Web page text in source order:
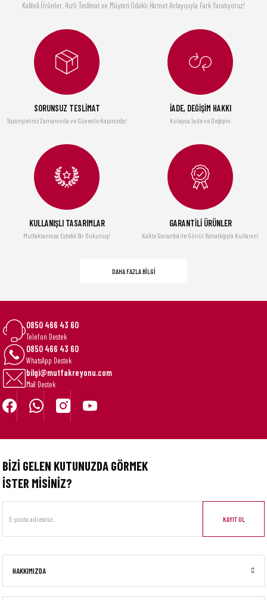
Bu ürüne benzer farklı alternatifler olmalı.
75. Yıl Özel Örgü Kek Kalıbı (96077)
2.990,00 TL
Fineline Mutfak Şefleri Serisi - Üçlü Profesyonel Bıçak Seti
Şarap Vakum Seti, Paslanmaz Çelik (1 POMPA, 2 TIPA), Kutulu Multi-grip Mandolin
2.069,10 TL
2.090,00 TL
Kaliteli Ürünler, Hızlı Teslimat ve Müşteri Odaklı Hizmet Anlayışıyla Fark Yaratıyoruz!
SORUNSUZ TESLİMAT
Siparişleriniz Zamanında ve Güvenle Kapınızda!
İADE, DEĞİŞİM HAKKI
Kolayca İade ve Değişim
KULLANIŞLI TASARIMLAR
Mutfaklarınıza Estetik Bir Dokunuş!
GARANTİLİ ÜRÜNLER
Kalite Garantisi ile Gönül Rahatlığıyla Kullanın!
DAHA FAZLA BİLGİ
0850 466 43 60
Telefon Destek
0850 466 43 60
WhatsApp Destek
bilgi@mutfakreyonu.com
Mail Destek
BİZİ GELEN KUTUNUZDA GÖRMEK
İSTER MİSİNİZ?
KAYIT OL
HAKKIMIZDA